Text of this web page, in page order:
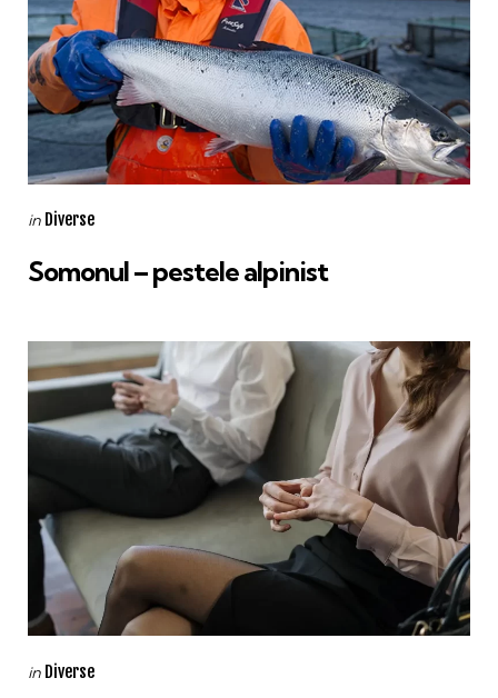
Categories
Posted
in Diverse
Somonul – pestele alpinist
Categories
Posted
in Diverse